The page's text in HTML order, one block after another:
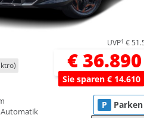
UVP1 €
€ 36.890
Sie sparen € 14.610
Automatik
P Parken